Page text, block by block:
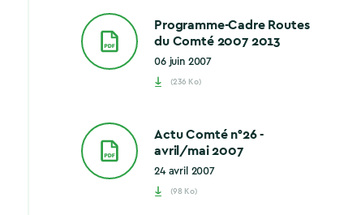
Programme-Cadre Routes
du Comté 2007 2013
06 juin 2007
(236 Ko)
Actu Comté n°26 -
avril/mai 2007
24 avril 2007
(98 Ko)